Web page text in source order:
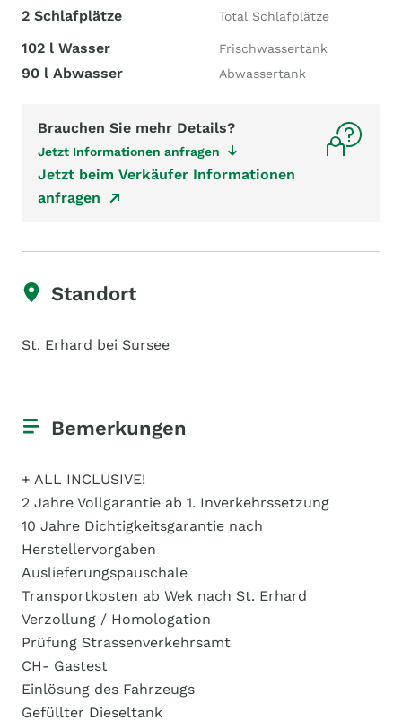
2 Schlafplätze Total Schlafplätze
102 l Wasser Frischwassertank
90 l Abwasser Abwassertank
Brauchen Sie mehr Details?
Jetzt Informationen anfragen
Jetzt beim Verkäufer Informationen
anfragen
Standort
St. Erhard bei Sursee
Bemerkungen
+ ALL INCLUSIVE!
2 Jahre Vollgarantie ab 1. Inverkehrssetzung
10 Jahre Dichtigkeitsgarantie nach
Herstellervorgaben
Auslieferungspauschale
Transportkosten ab Wek nach St. Erhard
Verzollung / Homologation
Prüfung Strassenverkehrsamt
CH- Gastest
Einlösung des Fahrzeugs
Gefüllter Dieseltank